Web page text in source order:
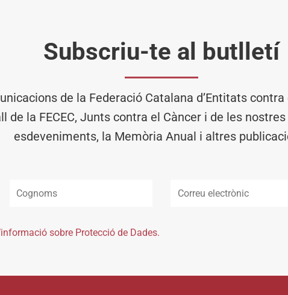
Subscriu-te al butlletí
de la Federació Catalana d’Entitats contra
de la FECEC, Junts contra el Càncer i de les
esdeveniments, la Memòria Anual i altres
sobre Protecció de Dades.